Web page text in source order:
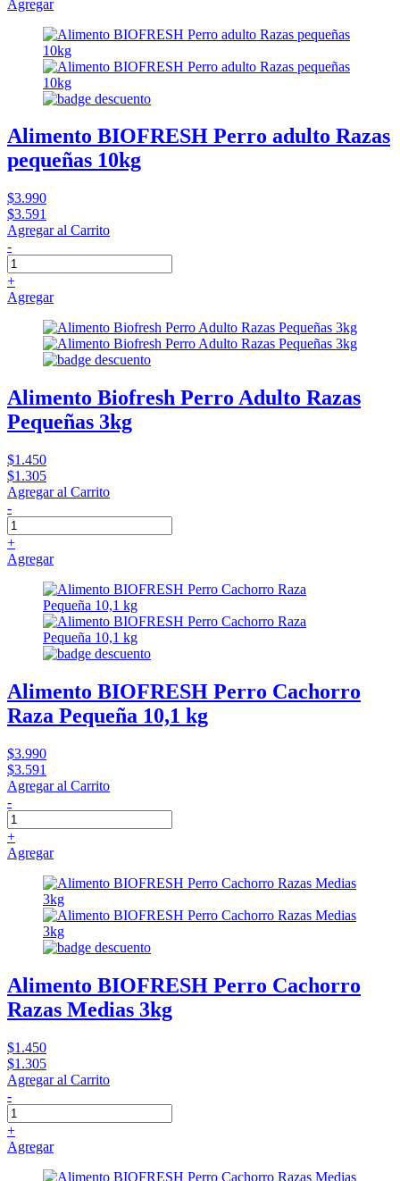
Agregar
Alimento BIOFRESH Perro adulto Razas
pequeñas 10kg
$3.990
$3.591
Agregar al Carrito
-
+
Agregar
Alimento Biofresh Perro Adulto Razas
Pequeñas 3kg
$1.450
$1.305
Agregar al Carrito
-
+
Agregar
Alimento BIOFRESH Perro Cachorro
Raza Pequeña 10,1 kg
$3.990
$3.591
Agregar al Carrito
-
+
Agregar
Alimento BIOFRESH Perro Cachorro
Razas Medias 3kg
$1.450
$1.305
Agregar al Carrito
-
+
Agregar